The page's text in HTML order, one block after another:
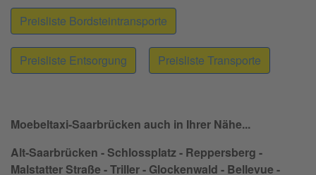
Preisliste Bordsteintransporte
Preisliste Entsorgung Preisliste Transporte
Moebeltaxi-Saarbrücken auch in Ihrer Nähe...
Alt-Saarbrücken - Schlossplatz - Reppersberg -
Malstatter Straße - Triller - Glockenwald - Bellevue -